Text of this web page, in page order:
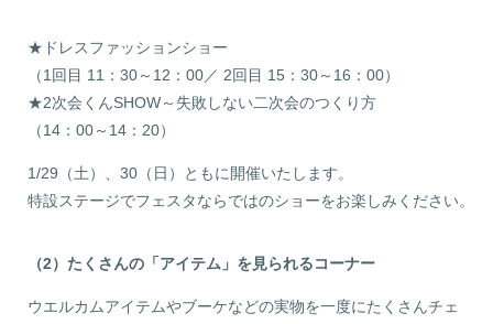
★ドレスファッションショー
（1回目 11：30～12：00／ 2回目 15：30～16：00）
★2次会くんSHOW～失敗しない二次会のつくり方
（14：00～14：20）
1/29（土）、30（日）ともに開催いたします。
特設ステージでフェスタならではのショーをお楽しみください。
（2）たくさんの「アイテム」を見られるコーナー
ウエルカムアイテムやブーケなどの実物を一度にたくさんチェ